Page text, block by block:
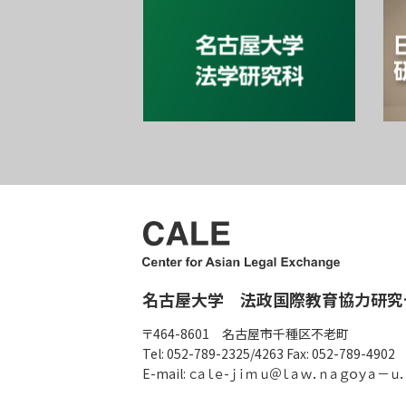
名古屋大学 法政国際教育協力研究
〒464-8601 名古屋市千種区不老町
Tel: 052-789-2325/4263 Fax: 052-789-4902
E-mail: ｃａｌｅ-ｊｉｍｕ＠ｌａｗ．ｎａｇｏｙａ－ｕ．